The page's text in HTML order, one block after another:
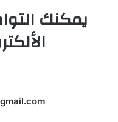
يمكنك